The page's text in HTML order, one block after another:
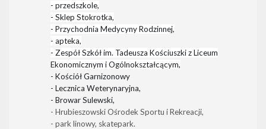
- przedszkole,
- Sklep Stokrotka,
- Przychodnia Medycyny Rodzinnej,
- apteka,
- Zespół Szkół im. Tadeusza Kościuszki z Liceum
Ekonomicznym i Ogólnokształcącym,
- Kościół Garnizonowy
- Lecznica Weterynaryjna,
- Browar Sulewski,
- Hrubieszowski Ośrodek Sportu i Rekreacji,
- park linowy, skatepark.